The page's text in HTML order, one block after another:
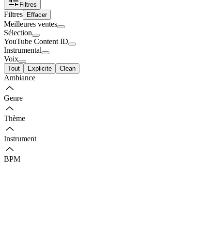
Filtres
Filtres Effacer
Meilleures ventes
Sélection
YouTube Content ID
Instrumental
Voix
Tout Explicite Clean
Ambiance
Genre
Thème
Instrument
BPM